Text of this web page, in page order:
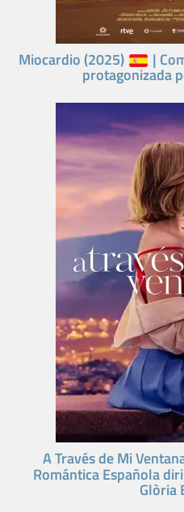
Miocardio (2025) |
protagonizada
A Través de Mi
Romántica Española
Glòria